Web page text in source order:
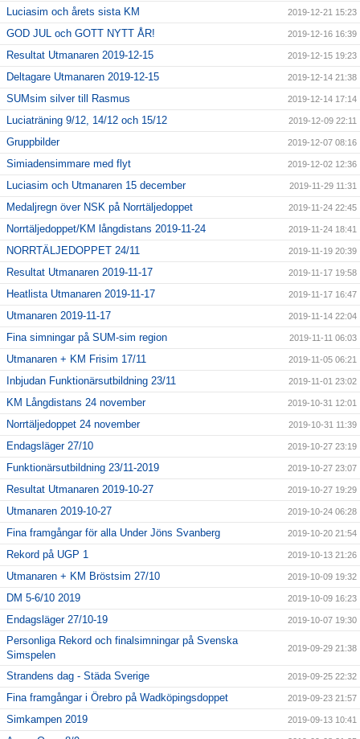
Luciasim och årets sista KM 2019-12-21 15:23
GOD JUL och GOTT NYTT ÅR! 2019-12-16 16:39
Resultat Utmanaren 2019-12-15 2019-12-15 19:23
Deltagare Utmanaren 2019-12-15 2019-12-14 21:38
SUMsim silver till Rasmus 2019-12-14 17:14
Luciaträning 9/12, 14/12 och 15/12 2019-12-09 22:11
Gruppbilder 2019-12-07 08:16
Simiadensimmare med flyt 2019-12-02 12:36
Luciasim och Utmanaren 15 december 2019-11-29 11:31
Medaljregn över NSK på Norrtäljedoppet 2019-11-24 22:45
Norrtäljedoppet/KM långdistans 2019-11-24 2019-11-24 18:41
NORRTÄLJEDOPPET 24/11 2019-11-19 20:39
Resultat Utmanaren 2019-11-17 2019-11-17 19:58
Heatlista Utmanaren 2019-11-17 2019-11-17 16:47
Utmanaren 2019-11-17 2019-11-14 22:04
Fina simningar på SUM-sim region 2019-11-11 06:03
Utmanaren + KM Frisim 17/11 2019-11-05 06:21
Inbjudan Funktionärsutbildning 23/11 2019-11-01 23:02
KM Långdistans 24 november 2019-10-31 12:01
Norrtäljedoppet 24 november 2019-10-31 11:39
Endagsläger 27/10 2019-10-27 23:19
Funktionärsutbildning 23/11-2019 2019-10-27 23:07
Resultat Utmanaren 2019-10-27 2019-10-27 19:29
Utmanaren 2019-10-27 2019-10-24 06:28
Fina framgångar för alla Under Jöns Svanberg 2019-10-20 21:54
Rekord på UGP 1 2019-10-13 21:26
Utmanaren + KM Bröstsim 27/10 2019-10-09 19:32
DM 5-6/10 2019 2019-10-09 16:23
Endagsläger 27/10-19 2019-10-07 19:30
Personliga Rekord och finalsimningar på Svenska
Simspelen
2019-09-29 21:38
Strandens dag - Städa Sverige 2019-09-25 22:32
Fina framgångar i Örebro på Wadköpingsdoppet 2019-09-23 21:57
Simkampen 2019 2019-09-13 10:41